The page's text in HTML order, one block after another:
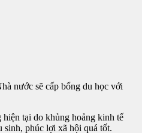
nước sẽ cấp bổng du học với
tại do khủng hoảng kinh tế
phúc lợi xã hội quá tốt.